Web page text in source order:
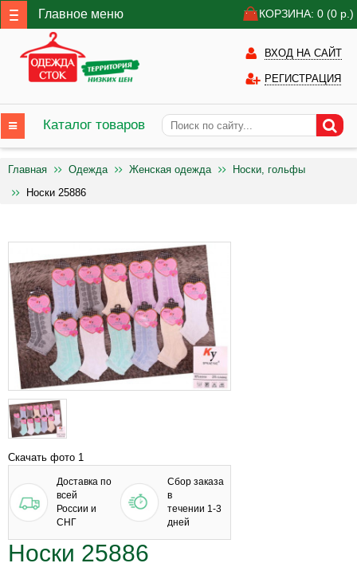
Главное меню КОРЗИНА: 0 (0 р.)
ВХОД НА САЙТ
РЕГИСТРАЦИЯ
Каталог товаров
Главная Одежда Женская одежда
Носки, гольфы
Носки 25886
Скачать фото 1
Доставка по
всей
России и
СНГ
Сбор заказа
в
течении 1-3
дней
Носки 25886